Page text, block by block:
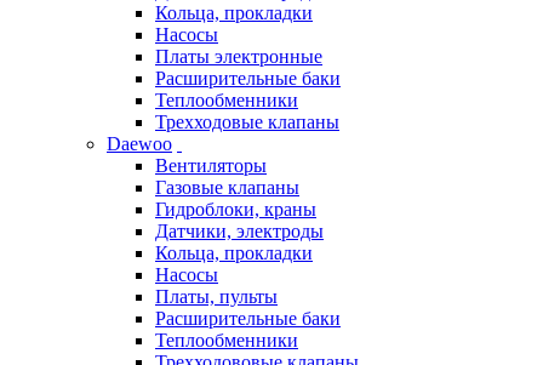
Кольца, прокладки
Насосы
Платы электронные
Расширительные баки
Теплообменники
Трехходовые клапаны
Daewoo
Вентиляторы
Газовые клапаны
Гидроблоки, краны
Датчики, электроды
Кольца, прокладки
Насосы
Платы, пульты
Расширительные баки
Теплообменники